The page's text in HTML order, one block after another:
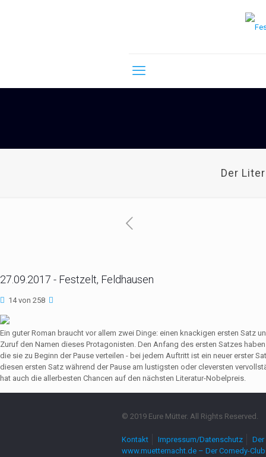
Der
27.09.2017 - Festzelt, Feldhausen
14 von 258
Ein guter Roman braucht vor allem zwei Dinge: einen knackigen ersten Satz
Zuruf den Namen dieses Protagonisten. Den Anfang des ersten Satzes
die sie zu Beginn der Pause verteilen - bei jedem Auftritt ist ein neuer erster
diesen ersten Satz während der Pause am lustigsten oder cleversten
hat auch die allerbesten Chancen auf den nächsten Literatur-Nobelpreis.
© 2019 Eure Mütter. All Rights Reserved.
Kontakt Impressum/Datenschutz
www.muetternacht.de – Der Comedy-Club